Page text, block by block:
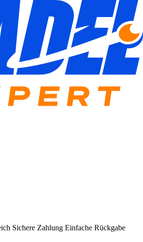
Sichere Zahlung Einfache Rückgabe